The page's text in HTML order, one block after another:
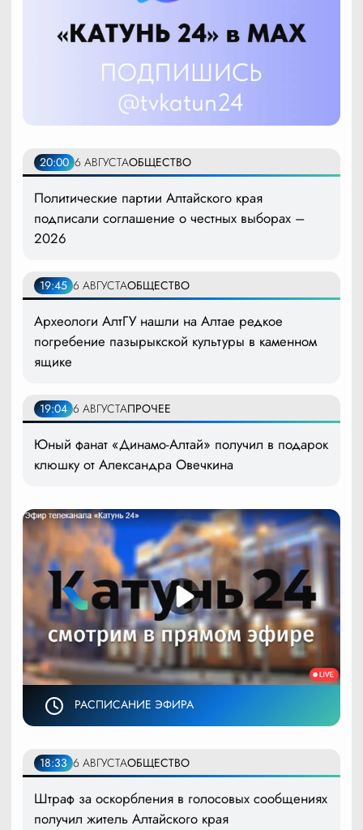
20:00 6 АВГУСТАОБЩЕСТВО
Политические партии Алтайского края
подписали соглашение о честных выборах –
2026
19:45 6 АВГУСТАОБЩЕСТВО
Археологи АлтГУ нашли на Алтае редкое
погребение пазырыкской культуры в каменном
ящике
19:04 6 АВГУСТАПРОЧЕЕ
Юный фанат «Динамо-Алтай» получил в подарок
клюшку от Александра Овечкина
РАСПИСАНИЕ ЭФИРА
18:33 6 АВГУСТАОБЩЕСТВО
Штраф за оскорбления в голосовых сообщениях
получил житель Алтайского края